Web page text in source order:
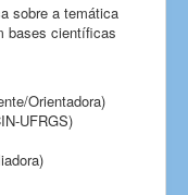
sobre a temática
bases científicas
Orientadora)
UFRGS)